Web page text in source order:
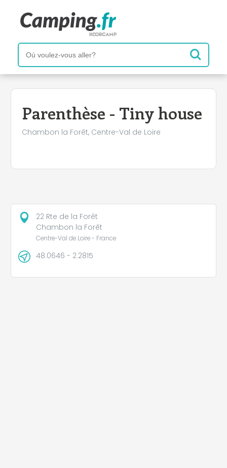
Parenthèse - Tiny house
Chambon la Forêt, Centre-Val de Loire
+
−
22 Rte de la Forêt
Chambon la Forêt
Centre-Val de Loire - France
48.0646 - 2.2815